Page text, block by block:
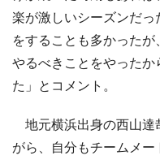
楽が激しいシーズンだ
をすることも多かった
やるべきことをやった
た」とコメント。
地元横浜出身の西山達
がら、自分もチームメ